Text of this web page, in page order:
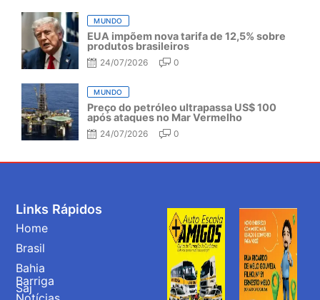
MUNDO
EUA impõem nova tarifa de 12,5% sobre
produtos brasileiros
24/07/2026 0
MUNDO
Preço do petróleo ultrapassa US$ 100
após ataques no Mar Vermelho
24/07/2026 0
Barriga
Links Rápidos
Home
Brasil
Bahia
Saj